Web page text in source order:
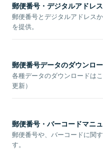
郵便番号・デジタルアドレ
郵便番号とデジタルアドレス
を提供。
郵便番号データのダウンロ
各種データのダウンロードは
更新）
郵便番号・バーコードマニ
郵便番号や、バーコードに関
す。